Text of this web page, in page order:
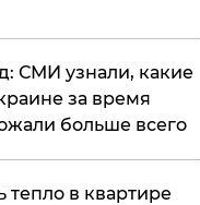
СМИ узнали, какие
за время
больше всего
тепло в квартире